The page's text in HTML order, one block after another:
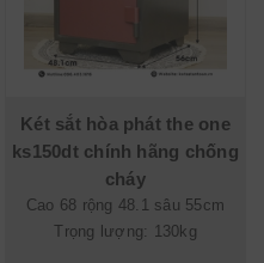
Két sắt hòa phát the one
ks150dt chính hãng chống
cháy
Cao 68 rộng 48.1 sâu 55cm
Trọng lượng: 130kg